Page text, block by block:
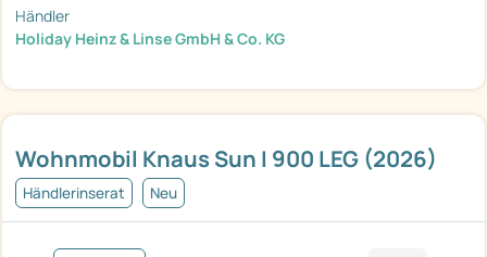
Wohnmobil Knaus Sun I 900 LEG (2026)
Händlerinserat Neu
Händler
Holiday Heinz & Linse GmbH & Co. KG